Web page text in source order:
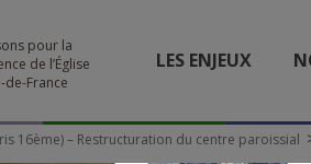
pour la
de l’Église
de-France
LES ENJEUX
16ème) – Restructuration du centre paroissial